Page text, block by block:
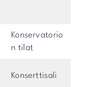
Konservatorio
n tilat
Konserttisali